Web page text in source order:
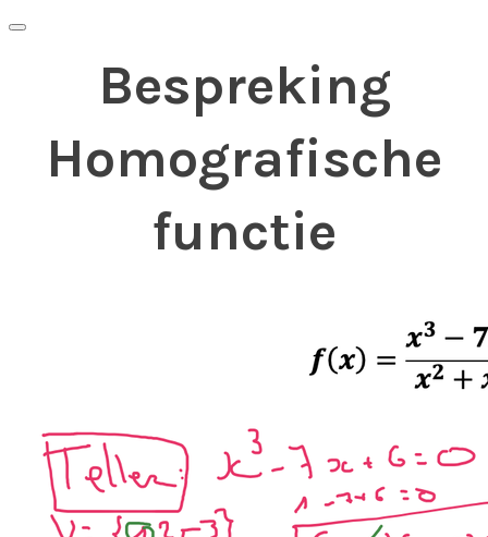
Bespreking
Homografische
functie